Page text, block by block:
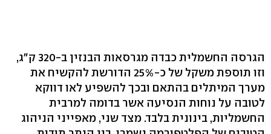
הגרסה החשמלית כבדה מגרסאות הבנזין ב-320 ק"ג,
וזו תוספת משקל של כ-25% הדורשת להקשיח את
מערך המיתלים בהתאם ובכך להשפיע לאו דווקא
לטובה על נוחות הנסיעה אשר בדומה למרבית
החשמליות, בינונית בלבד. מצד שני, מאפייני הניהוג